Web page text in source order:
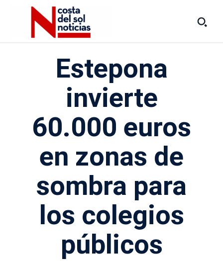
Estepona
invierte
60.000 euros
en zonas de
sombra para
los colegios
públicos